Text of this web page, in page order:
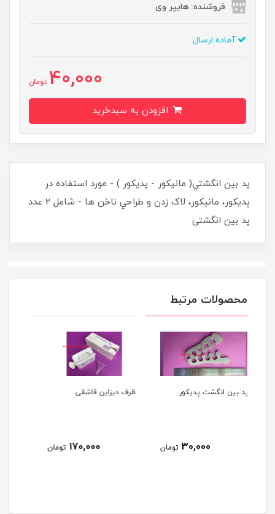
فروشنده: هایپر وی
آماده ارسال
40,000 تومان
پد بين انگشتي( مانيکور - پديکور ) - مورد استفاده در
پديکور، مانيکور، لاک زدن و طراحي ناخن ها - شامل 2 عدد
پد بین انگشتی
محصولات مرتبط
ظرف دیزاین قاشقی
170,000
کیف لوازم کاشت ناخن کد
1,490,000